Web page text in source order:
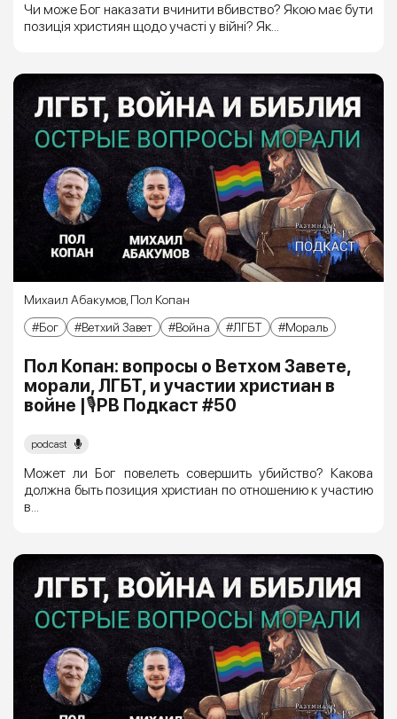
Чи може Бог наказати вчинити вбивство? Якою має бути
позиція християн щодо участі у війні? Як...
Михаил Абакумов,Пол Копан
Бог
Ветхий Завет Война ЛГБТ Мораль
Пол Копан: вопросы о Ветхом Завете,
морали, ЛГБТ, и участии христиан в
войне |🎙РВ Подкаст #50
podcast
Может ли Бог повелеть совершить убийство? Какова
должна быть позиция христиан по отношению к участию
в...